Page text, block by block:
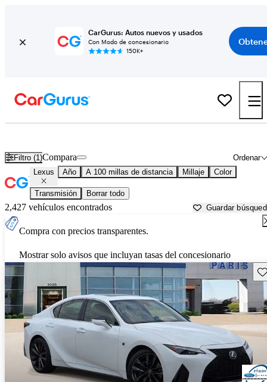
CarGurus: Autos nuevos y usados
Con Modo de concesionario
150K+
Filtro (1) Ordenar
Compara
Lexus Año A 100 millas de distancia Millaje Color
Transmisión Borrar todo
2,427 vehículos encontrados Guardar
Compra con precios transparentes.
Mostrar solo avisos que incluyan tasas del concesionario